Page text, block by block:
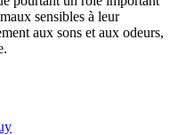
sensibles à leur
aux sons et aux odeurs,